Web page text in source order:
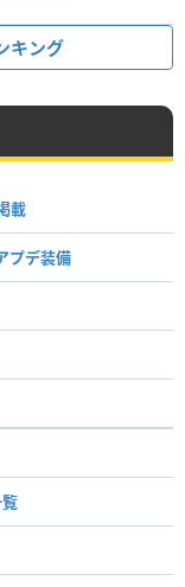
キング
載
プデ装備